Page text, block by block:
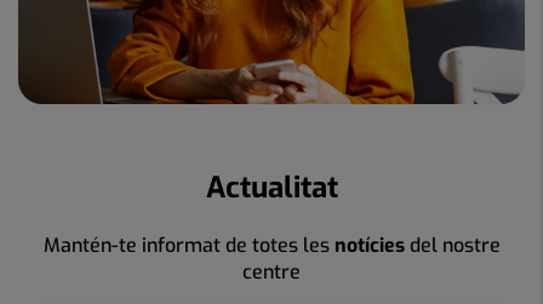
Actualitat
Mantén-te informat de totes les notíciesdel nostre
centre